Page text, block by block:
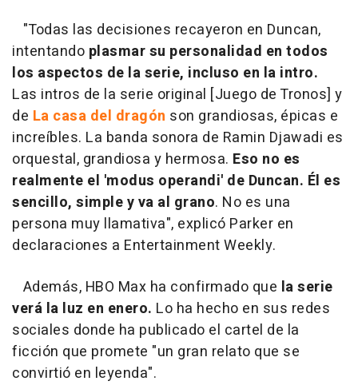
"Todas las decisiones recayeron en Duncan,
intentando plasmar su personalidad en todos
los aspectos de la serie, incluso en la intro.
Las intros de la serie original [Juego de Tronos] y
de La casa del dragón son grandiosas, épicas e
increíbles. La banda sonora de Ramin Djawadi es
orquestal, grandiosa y hermosa. Eso no es
realmente el 'modus operandi' de Duncan. Él es
sencillo, simple y va al grano. No es una
persona muy llamativa", explicó Parker en
declaraciones a Entertainment Weekly.
Además, HBO Max ha confirmado que la serie
verá la luz en enero. Lo ha hecho en sus redes
sociales donde ha publicado el cartel de la
ficción que promete "un gran relato que se
convirtió en leyenda".